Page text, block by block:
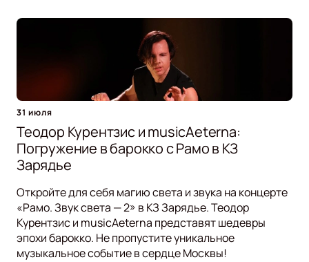
31 июля
Теодор Курентзис и musicAeterna:
Погружение в барокко с Рамо в КЗ
Зарядье
Откройте для себя магию света и звука на концерте
«Рамо. Звук света — 2» в КЗ Зарядье. Теодор
Курентзис и musicAeterna представят шедевры
эпохи барокко. Не пропустите уникальное
музыкальное событие в сердце Москвы!